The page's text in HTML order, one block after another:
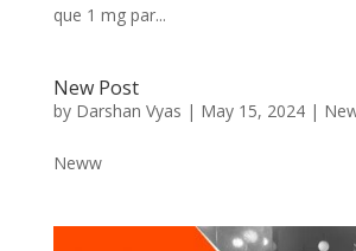
que 1 mg par...
New Post
by Darshan Vyas | May 15, 2024|
Neww